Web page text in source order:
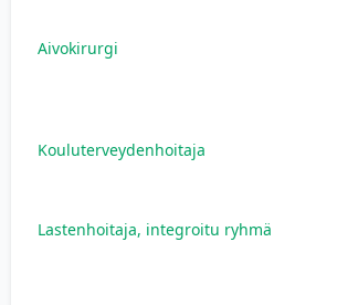
Aivokirurgi
Kouluterveydenhoitaja
Lastenhoitaja, integroitu ryhmä